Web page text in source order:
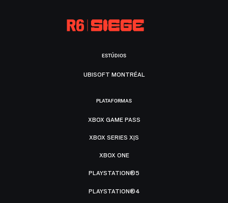
ESTÚDIOS
UBISOFT MONTRÉAL
PLATAFORMAS
XBOX GAME PASS
XBOX SERIES X|S
XBOX ONE
PLAYSTATION®5
PLAYSTATION®4